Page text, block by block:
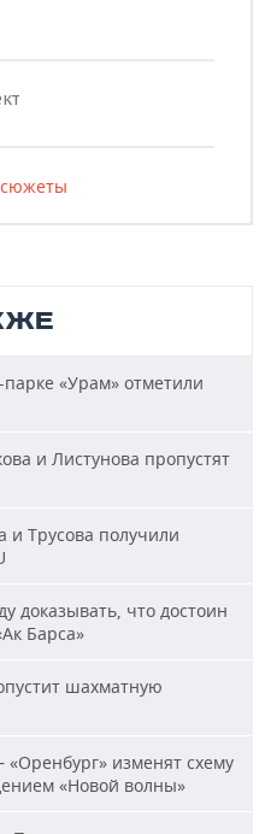
«Урам» отметили
и Листунова пропустят
и Трусова получили
доказывать, что достоин
Барса»
шахматную
изменят схему
«Новой волны»